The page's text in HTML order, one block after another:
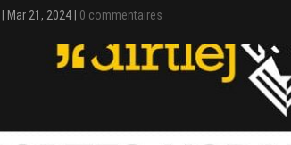
Mar 21, 2024 0 commentaires